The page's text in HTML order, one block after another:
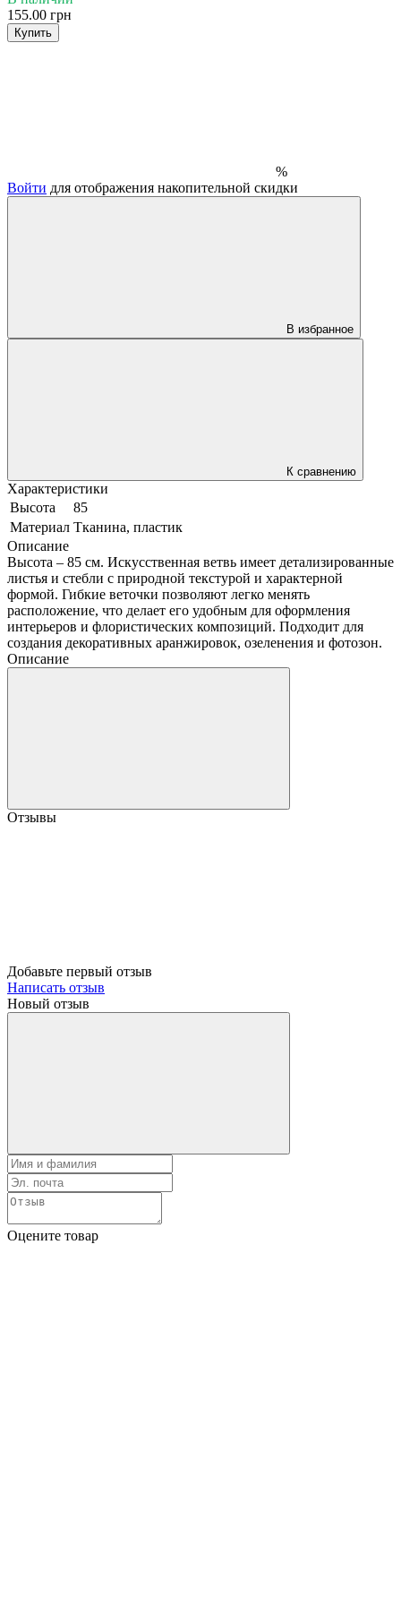
155.00 грн
Купить
%
Войти для отображения накопительной скидки
В избранное
К сравнению
Характеристики
Высота
85
Материал Тканина, пластик
Описание
Высота – 85 см. Искусственная ветвь имеет детализированные
листья и стебли с природной текстурой и характерной
формой. Гибкие веточки позволяют легко менять
расположение, что делает его удобным для оформления
интерьеров и флористических композиций. Подходит для
создания декоративных аранжировок, озеленения и фотозон.
Описание
Отзывы
Добавьте первый отзыв
Написать отзыв
Новый отзыв
Оцените товар